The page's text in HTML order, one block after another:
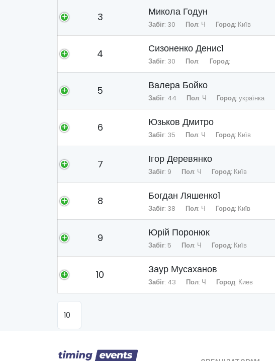
3 Микола Годун
Забіг: 30 Пол: Ч Город: Київ
4 Сизоненко Денис1
Забіг: 30 Пол: Город:
5 Валера Бойко
Забіг: 44 Пол: Ч Город: українка
6 Юзьков Дмитро
Забіг: 35 Пол: Ч Город: Київ
7 Ігор Деревянко
Забіг: 9 Пол: Ч Город: Київ
8 Богдан Ляшенко1
Забіг: 38 Пол: Ч Город: Киïв
9 Юрій Поронюк
Забіг: 5 Пол: Ч Город: Київ
10 Заур Мусаханов
Забіг: 43 Пол: Ч Город: Киев